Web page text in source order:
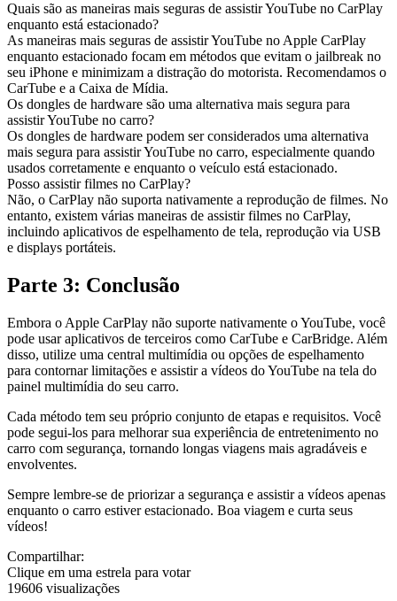
Quais são as maneiras mais seguras de assistir YouTube no CarPlay
enquanto está estacionado?
As maneiras mais seguras de assistir YouTube no Apple CarPlay
enquanto estacionado focam em métodos que evitam o jailbreak no
seu iPhone e minimizam a distração do motorista. Recomendamos o
CarTube e a Caixa de Mídia.
Os dongles de hardware são uma alternativa mais segura para
assistir YouTube no carro?
Os dongles de hardware podem ser considerados uma alternativa
mais segura para assistir YouTube no carro, especialmente quando
usados corretamente e enquanto o veículo está estacionado.
Posso assistir filmes no CarPlay?
Não, o CarPlay não suporta nativamente a reprodução de filmes. No
entanto, existem várias maneiras de assistir filmes no CarPlay,
incluindo aplicativos de espelhamento de tela, reprodução via USB
e displays portáteis.
Parte 3: Conclusão
Embora o Apple CarPlay não suporte nativamente o YouTube, você
pode usar aplicativos de terceiros como CarTube e CarBridge. Além
disso, utilize uma central multimídia ou opções de espelhamento
para contornar limitações e assistir a vídeos do YouTube na tela do
painel multimídia do seu carro.
Cada método tem seu próprio conjunto de etapas e requisitos. Você
pode segui-los para melhorar sua experiência de entretenimento no
carro com segurança, tornando longas viagens mais agradáveis e
envolventes.
Sempre lembre-se de priorizar a segurança e assistir a vídeos apenas
enquanto o carro estiver estacionado. Boa viagem e curta seus
vídeos!
Compartilhar:
Clique em uma estrela para votar
19606 visualizações